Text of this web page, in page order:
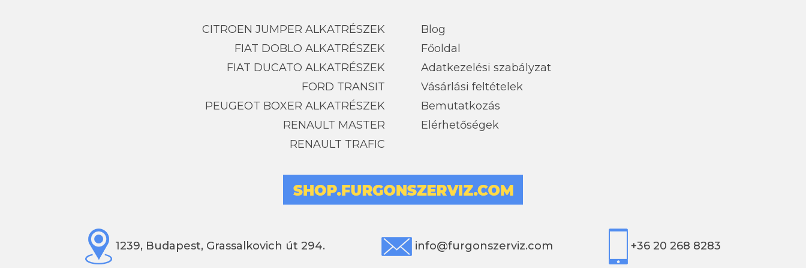
CITROEN JUMPER ALKATRÉSZEK
FIAT DOBLO ALKATRÉSZEK
FIAT DUCATO ALKATRÉSZEK
FORD TRANSIT
PEUGEOT BOXER ALKATRÉSZEK
RENAULT MASTER
RENAULT TRAFIC
Blog
Főoldal
Adatkezelési szabályzat
Vásárlási feltételek
Bemutatkozás
Elérhetőségek
1239, Budapest, Grassalkovich út 294. info@furgonszerviz.com +36 20 268 8283